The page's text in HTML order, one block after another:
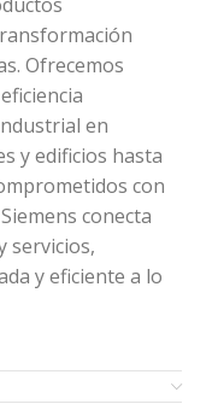
Ofrecemos
en
y edificios hasta
con
conecta
servicios,
y eficiente a lo